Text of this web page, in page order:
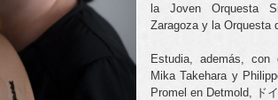
la Joven Orquesta
Zaragoza y la Orquesta
Estudia, además, con
Mika Takehara y
Promel en Detmold, ド